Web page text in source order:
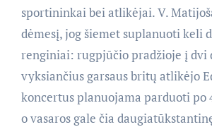
sportininkai bei atlikėjai. V.
dėmesį, jog šiemet suplanuoti keli
renginiai: rugpjūčio pradžioje į dvi
vyksiančius garsaus britų atlikėjo
koncertus planuojama parduoti po
o vasaros gale čia